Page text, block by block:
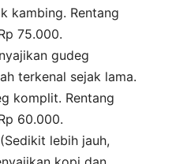
kambing. Rentang
75.000.
gudeg
terkenal sejak lama.
komplit. Rentang
60.000.
lebih jauh,